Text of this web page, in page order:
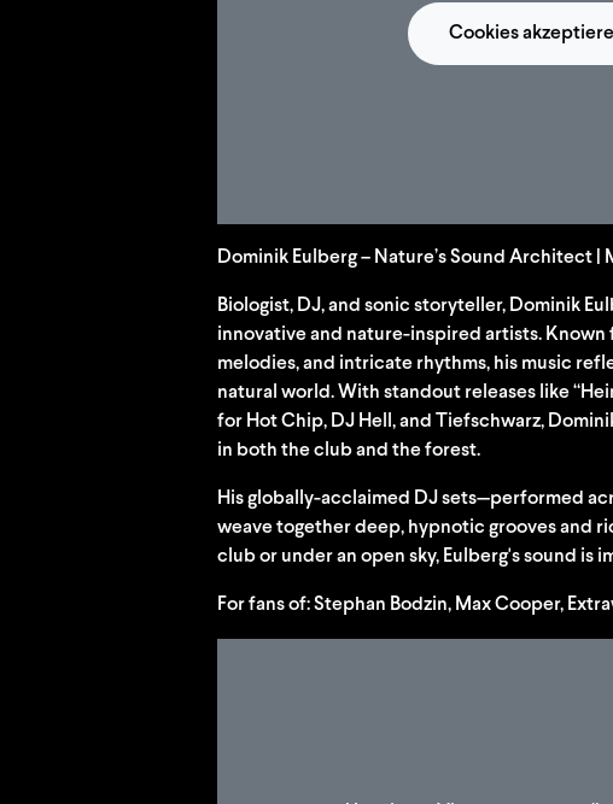
Cookies
Dominik Eulberg – Nature’s Sound Architect |
Biologist, DJ, and sonic storyteller, Dominik
innovative and nature-inspired artists.
melodies, and intricate rhythms, his music
natural world. With standout releases like
for Hot Chip, DJ Hell, and Tiefschwarz,
in both the club and the forest.
His globally-acclaimed DJ sets—performed
weave together deep, hypnotic grooves and
club or under an open sky, Eulberg's sound is
For fans of: Stephan Bodzin, Max Cooper,